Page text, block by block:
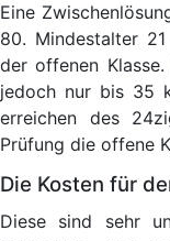
Eine
80. Mindestalter
der offenen
jedoch nur bis 35
erreichen des
Prüfung die offene
Die Kosten für
Diese sind sehr